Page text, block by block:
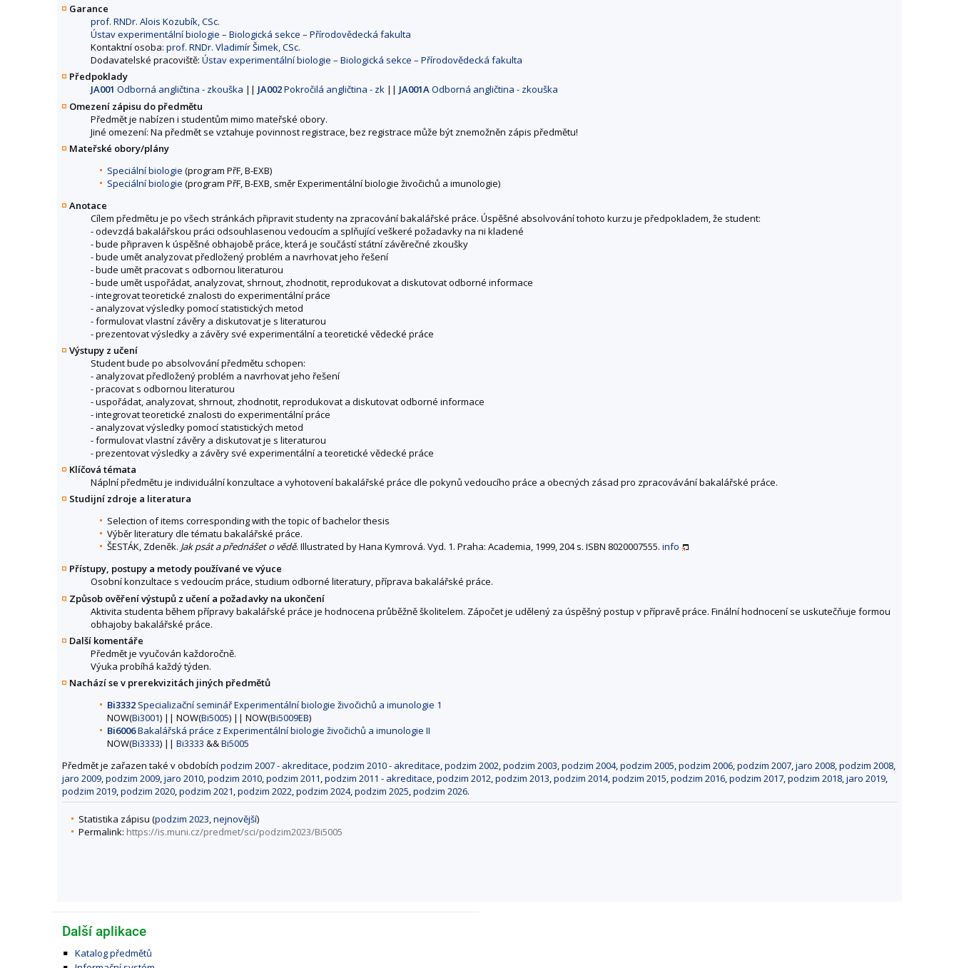
Garance
prof. RNDr. Alois Kozubík, CSc.
Ústav experimentální biologie – Biologická sekce – Přírodovědecká fakulta
Kontaktní osoba: prof. RNDr. Vladimír Šimek, CSc.
Dodavatelské pracoviště: Ústav experimentální biologie – Biologická sekce – Přírodovědecká fakulta
Předpoklady
JA001 Odborná angličtina - zkouška || JA002Pokročilá angličtina - zk || JA001AOdborná angličtina - zkouška
Omezení zápisu do předmětu
Předmět je nabízen i studentům mimo mateřské obory.
Jiné omezení: Na předmět se vztahuje povinnost registrace, bez registrace může být znemožněn zápis předmětu!
Mateřské obory/plány
Speciální biologie (program PřF, B-EXB)
Speciální biologie (program PřF, B-EXB, směr Experimentální biologie živočichů a imunologie)
Anotace
Cílem předmětu je po všech stránkách připravit studenty na zpracování bakalářské práce. Úspěšné absolvování tohoto kurzu je předpokladem, že student:
- odevzdá bakalářskou práci odsouhlasenou vedoucím a splňující veškeré požadavky na ni kladené
- bude připraven k úspěšné obhajobě práce, která je součástí státní závěrečné zkoušky
- bude umět analyzovat předložený problém a navrhovat jeho řešení
- bude umět pracovat s odbornou literaturou
- bude umět uspořádat, analyzovat, shrnout, zhodnotit, reprodukovat a diskutovat odborné informace
- integrovat teoretické znalosti do experimentální práce
- analyzovat výsledky pomocí statistických metod
- formulovat vlastní závěry a diskutovat je s literaturou
- prezentovat výsledky a závěry své experimentální a teoretické vědecké práce
Výstupy z učení
Student bude po absolvování předmětu schopen:
- analyzovat předložený problém a navrhovat jeho řešení
- pracovat s odbornou literaturou
- uspořádat, analyzovat, shrnout, zhodnotit, reprodukovat a diskutovat odborné informace
- integrovat teoretické znalosti do experimentální práce
- analyzovat výsledky pomocí statistických metod
- formulovat vlastní závěry a diskutovat je s literaturou
- prezentovat výsledky a závěry své experimentální a teoretické vědecké práce
Klíčová témata
Náplní předmětu je individuální konzultace a vyhotovení bakalářské práce dle pokynů vedoucího práce a obecných zásad pro zpracovávání bakalářské práce.
Studijní zdroje a literatura
Selection of items corresponding with the topic of bachelor thesis
Výběr literatury dle tématu bakalářské práce.
ŠESTÁK, Zdeněk. Jak psát a přednášet o vědě. Illustrated by Hana Kymrová. Vyd. 1. Praha: Academia, 1999, 204 s. ISBN 8020007555. info
Přístupy, postupy a metody používané ve výuce
Osobní konzultace s vedoucím práce, studium odborné literatury, příprava bakalářské práce.
Způsob ověření výstupů z učení a požadavky na ukončení
Aktivita studenta během přípravy bakalářské práce je hodnocena průběžně školitelem. Zápočet je udělený za úspěšný postup v přípravě práce. Finální hodnocení se uskutečňuje formou
obhajoby bakalářské práce.
Další komentáře
Předmět je vyučován každoročně.
Výuka probíhá každý týden.
Nachází se v prerekvizitách jiných předmětů
Bi3332 Specializační seminář Experimentální biologie živočichů a imunologie 1
NOW(Bi3001) || NOW(Bi5005) || NOW(Bi5009EB)
Bi6006Bakalářská práce z Experimentální biologie živočichů a imunologie II
NOW(Bi3333) || Bi3333 &&Bi5005
Předmět je zařazen také v obdobích podzim 2007 - akreditace,podzim 2010 - akreditace,podzim 2002,podzim 2003,podzim 2004,podzim 2005,podzim 2006,podzim 2007,jaro 2008,podzim 2008,
jaro 2009,podzim 2009,jaro 2010,podzim 2010,podzim 2011,podzim 2011 - akreditace,podzim 2012,podzim 2013,podzim 2014,podzim 2015,podzim 2016,podzim 2017,podzim 2018,jaro 2019,
podzim 2019,podzim 2020,podzim 2021,podzim 2022,podzim 2024,podzim 2025,podzim 2026.
Statistika zápisu (podzim 2023,nejnovější)
Permalink: https://is.muni.cz/predmet/sci/podzim2023/Bi5005
Další aplikace
Katalog předmětů